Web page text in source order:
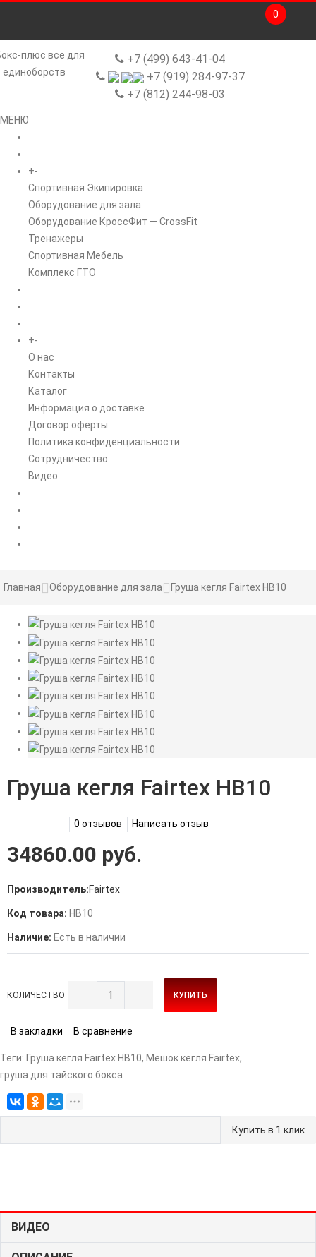
+7 (499) 643-41-04
+7 (919) 284-97-37
+7 (812) 244-98-03
0
МЕНЮ
+-
Спортивная Экипировка
Оборудование для зала
Оборудование КроссФит — CrossFit
Тренажеры
Спортивная Мебель
Комплекс ГТО
+-
O нас
Контакты
Каталог
Информация о доставке
Договор оферты
Политика конфиденциальности
Сотрудничество
Видео
Главная Оборудование для зала Груша кегля Fairtex HB10
Груша кегля Fairtex HB10
0 отзывов Написать отзыв
34860.00 руб.
Производитель:Fairtex
Код товара: HB10
Наличие: Есть в наличии
КОЛИЧЕСТВО КУПИТЬ
В закладки В сравнение
Теги: Груша кегля Fairtex HB10, Мешок кегля Fairtex,
груша для тайского бокса
Купить в 1 клик
ВИДЕО